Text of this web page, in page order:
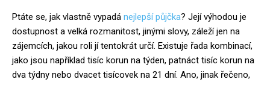
Ptáte se, jak vlastně vypadá nejlepší půjčka? Její výhodou je
dostupnost a velká rozmanitost, jinými slovy, záleží jen na
zájemcích, jakou roli jí tentokrát určí. Existuje řada kombinací,
jako jsou například tisíc korun na týden, patnáct tisíc korun na
dva týdny nebo dvacet tisícovek na 21 dní. Ano, jinak řečeno,